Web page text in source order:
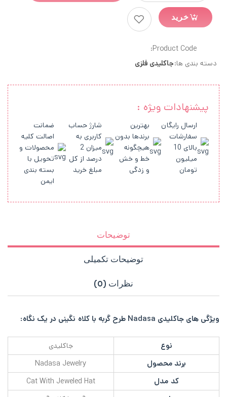
خرید
Product Code:
دسته بندی ها:جاکلیدی فلزی
پیشنهادات ویژه :
ارسال رایگان
سفارشات
بالای 10
میلیون
تومان
بهترین
برندها بدون
هیچگونه
خط و خش
و زدگی
شارژ حساب
کاربری به
میزان 2
درصد از کل
مبلغ خرید
ضمانت
اصالت کلیه
محصولات و
تحویل با
بسته بندی
ایمن
توضیحات
توضیحات تکمیلی
نظرات (0)
ویژگی های جاکلیدی Nadasa طرح گربه با کلاه نگینی در یک نگاه:
نوع جاکلیدی
برند محصول Nadasa Jewelry
کد مدل Cat With Jeweled Hat